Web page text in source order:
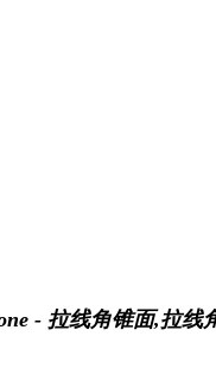
- 拉线角锥面,拉线